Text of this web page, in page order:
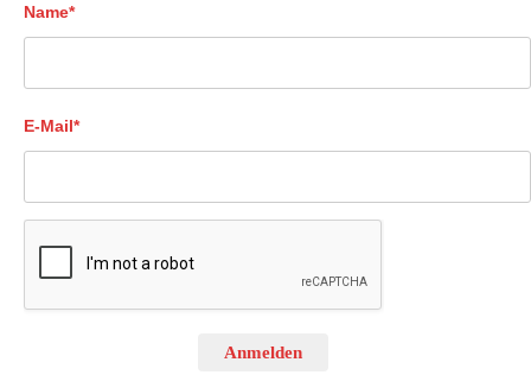
Name*
E-Mail*
Anmelden